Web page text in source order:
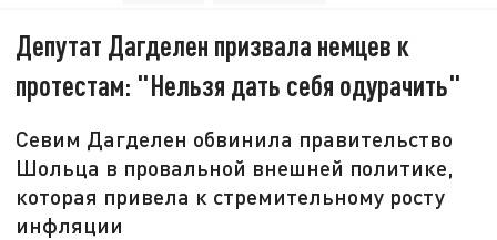
Депутат Дагделен призвала немцев к
протестам: "Нельзя дать себя одурачить"
Севим Дагделен обвинила правительство
Шольца в провальной внешней политике,
которая привела к стремительному росту
инфляции